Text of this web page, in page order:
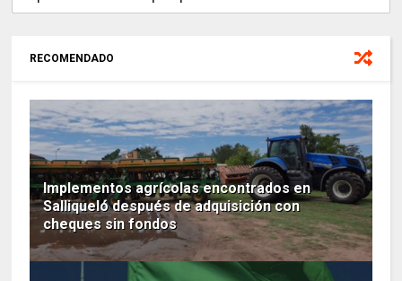
RECOMENDADO
Implementos agrícolas encontrados en
Salliqueló después de adquisición con
cheques sin fondos